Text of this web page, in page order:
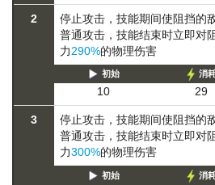
2 停止攻击，技能期间使阻挡的
普通攻击 ，技能结束时立即对
力290%的物理伤害
初始
10
消
29
3 停止攻击，技能期间使阻挡的
普通攻击 ，技能结束时立即对
力300%的物理伤害
初始 消